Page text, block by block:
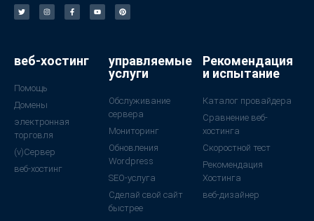
веб-хостинг
Помощь
Домены
электронная
торговля
(v)Сервер
веб-хостинг
управляемые
услуги
Обслуживание
сервера
Мониторинг
Обновления
Wordpress
SEO-услуга
Сделай свой сайт
быстрее
Рекомендация
и испытание
Каталог провайдера
Сравнение веб-
хостинга
Скоростной тест
Рекомендация
Хостинга
веб-дизайнер